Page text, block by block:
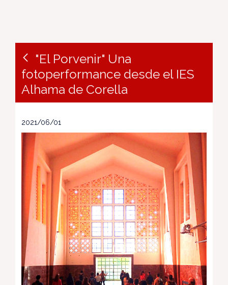
"El Porvenir" Una
fotoperformance desde el IES
Alhama de Corella
2021/06/01